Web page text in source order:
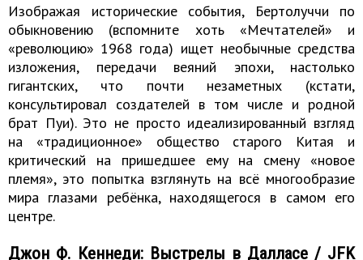
Изображая исторические события, Бертолуччи по
обыкновению (вспомните хоть «Мечтателей» и
«революцию» 1968 года) ищет необычные средства
изложения, передачи веяний эпохи, настолько
гигантских, что почти незаметных (кстати,
консультировал создателей в том числе и родной
брат Пуи). Это не просто идеализированный взгляд
на «традиционное» общество старого Китая и
критический на пришедшее ему на смену «новое
племя», это попытка взглянуть на всё многообразие
мира глазами ребёнка, находящегося в самом его
центре.
Джон Ф. Кеннеди: Выстрелы в Далласе / JFK